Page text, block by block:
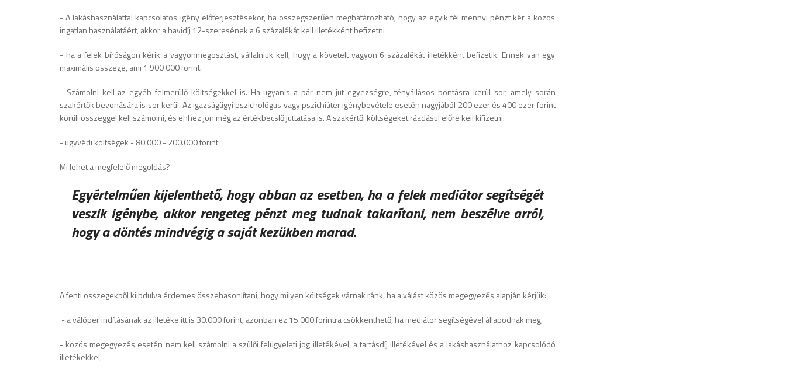
- A lakáshasználattal kapcsolatos igény előterjesztésekor, ha összegszerűen meghatározható, hogy az egyik fél mennyi pénzt kér a közös
ingatlan használatáért, akkor a havidíj 12-szeresének a 6 százalékát kell illetékként befizetni
- ha a felek bíróságon kérik a vagyonmegosztást, vállalniuk kell, hogy a követelt vagyon 6 százalékát illetékként befizetik. Ennek van egy
maximális összege, ami 1 900 000 forint.
- Számolni kell az egyéb felmerülő költségekkel is. Ha ugyanis a pár nem jut egyezségre, tényállásos bontásra kerül sor, amely során
szakértők bevonására is sor kerül. Az igazságügyi pszichológus vagy pszichiáter igénybevétele esetén nagyjából 200 ezer és 400 ezer forint
körüli összeggel kell számolni, és ehhez jön még az értékbecslő juttatása is. A szakértői költségeket ráadásul előre kell kifizetni.
- ügyvédi költségek - 80.000 - 200.000 forint
Mi lehet a megfelelő megoldás?
Egyértelműen kijelenthető, hogy abban az esetben, ha a felek mediátor segítségét
veszik igénybe, akkor rengeteg pénzt meg tudnak takarítani, nem beszélve arról,
hogy a döntés mindvégig a saját kezükben marad.
A fenti összegekből kiibdulva érdemes összehasonlítani, hogy milyen költségek várnak ránk, ha a válást közös megegyezés alapján kérjük:
- a válóper indításának az illetéke itt is 30.000 forint, azonban ez 15.000 forintra csökkenthető, ha mediátor segítségével állapodnak meg,
- közös megegyezés esetén nem kell számolni a szülői felügyeleti jog illetékével, a tartásdíj illetékével és a lakáshasználathoz kapcsolódó
illetékekkel,